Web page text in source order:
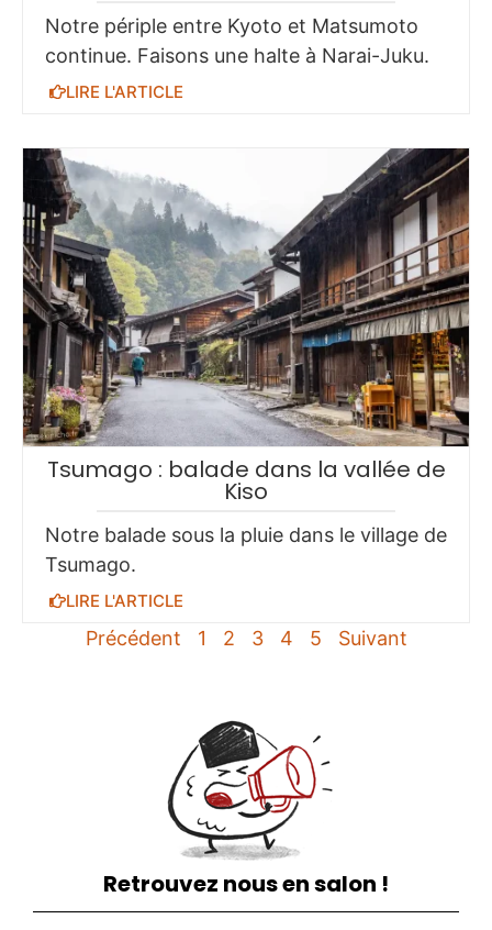
Notre périple entre Kyoto et Matsumoto
continue. Faisons une halte à Narai-Juku.
LIRE L'ARTICLE
Tsumago : balade dans la vallée de
Kiso
Notre balade sous la pluie dans le village de
Tsumago.
LIRE L'ARTICLE
Précédent 1 2 3 4 5 Suivant
Retrouvez nous en salon !